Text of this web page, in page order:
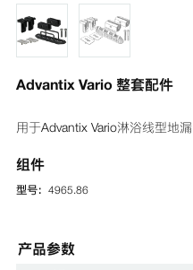
Advantix Vario 整套配件
用于Advantix Vario淋浴线型地漏
组件
型号： 4965.86
产品参数